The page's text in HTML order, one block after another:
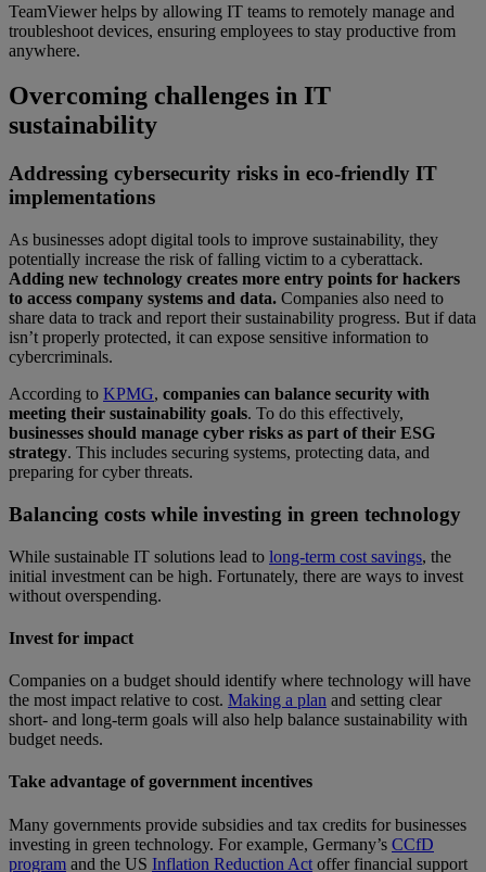
TeamViewer helps by allowing IT teams to remotely manage and
troubleshoot devices, ensuring employees to stay productive from
anywhere.
Overcoming challenges in IT
sustainability
Addressing cybersecurity risks in eco-friendly IT
implementations
As businesses adopt digital tools to improve sustainability, they
potentially increase the risk of falling victim to a cyberattack.
Adding new technology creates more entry points for hackers
to access company systems and data. Companies also need to
share data to track and report their sustainability progress. But if data
isn’t properly protected, it can expose sensitive information to
cybercriminals.
According to KPMG, companies can balance security with
meeting their sustainability goals. To do this effectively,
businesses should manage cyber risks as part of their ESG
strategy. This includes securing systems, protecting data, and
preparing for cyber threats.
Balancing costs while investing in green technology
While sustainable IT solutions lead to long-term cost savings, the
initial investment can be high. Fortunately, there are ways to invest
without overspending.
Invest for impact
Companies on a budget should identify where technology will have
the most impact relative to cost. Making a plan and setting clear
short- and long-term goals will also help balance sustainability with
budget needs.
Take advantage of government incentives
Many governments provide subsidies and tax credits for businesses
investing in green technology. For example, Germany’s CCfD
program and the US Inflation Reduction Act offer financial support